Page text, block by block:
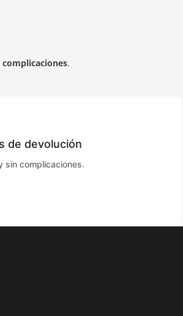
.
de devolución
sin complicaciones.